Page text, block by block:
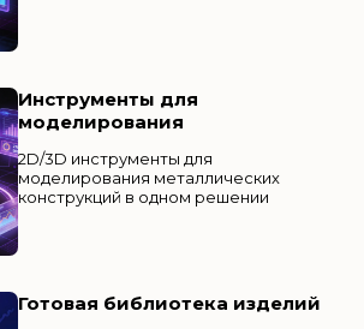
Инструменты для
моделирования
2D/3D инструменты для
моделирования металлических
конструкций в одном решении
Готовая библиотека изделий